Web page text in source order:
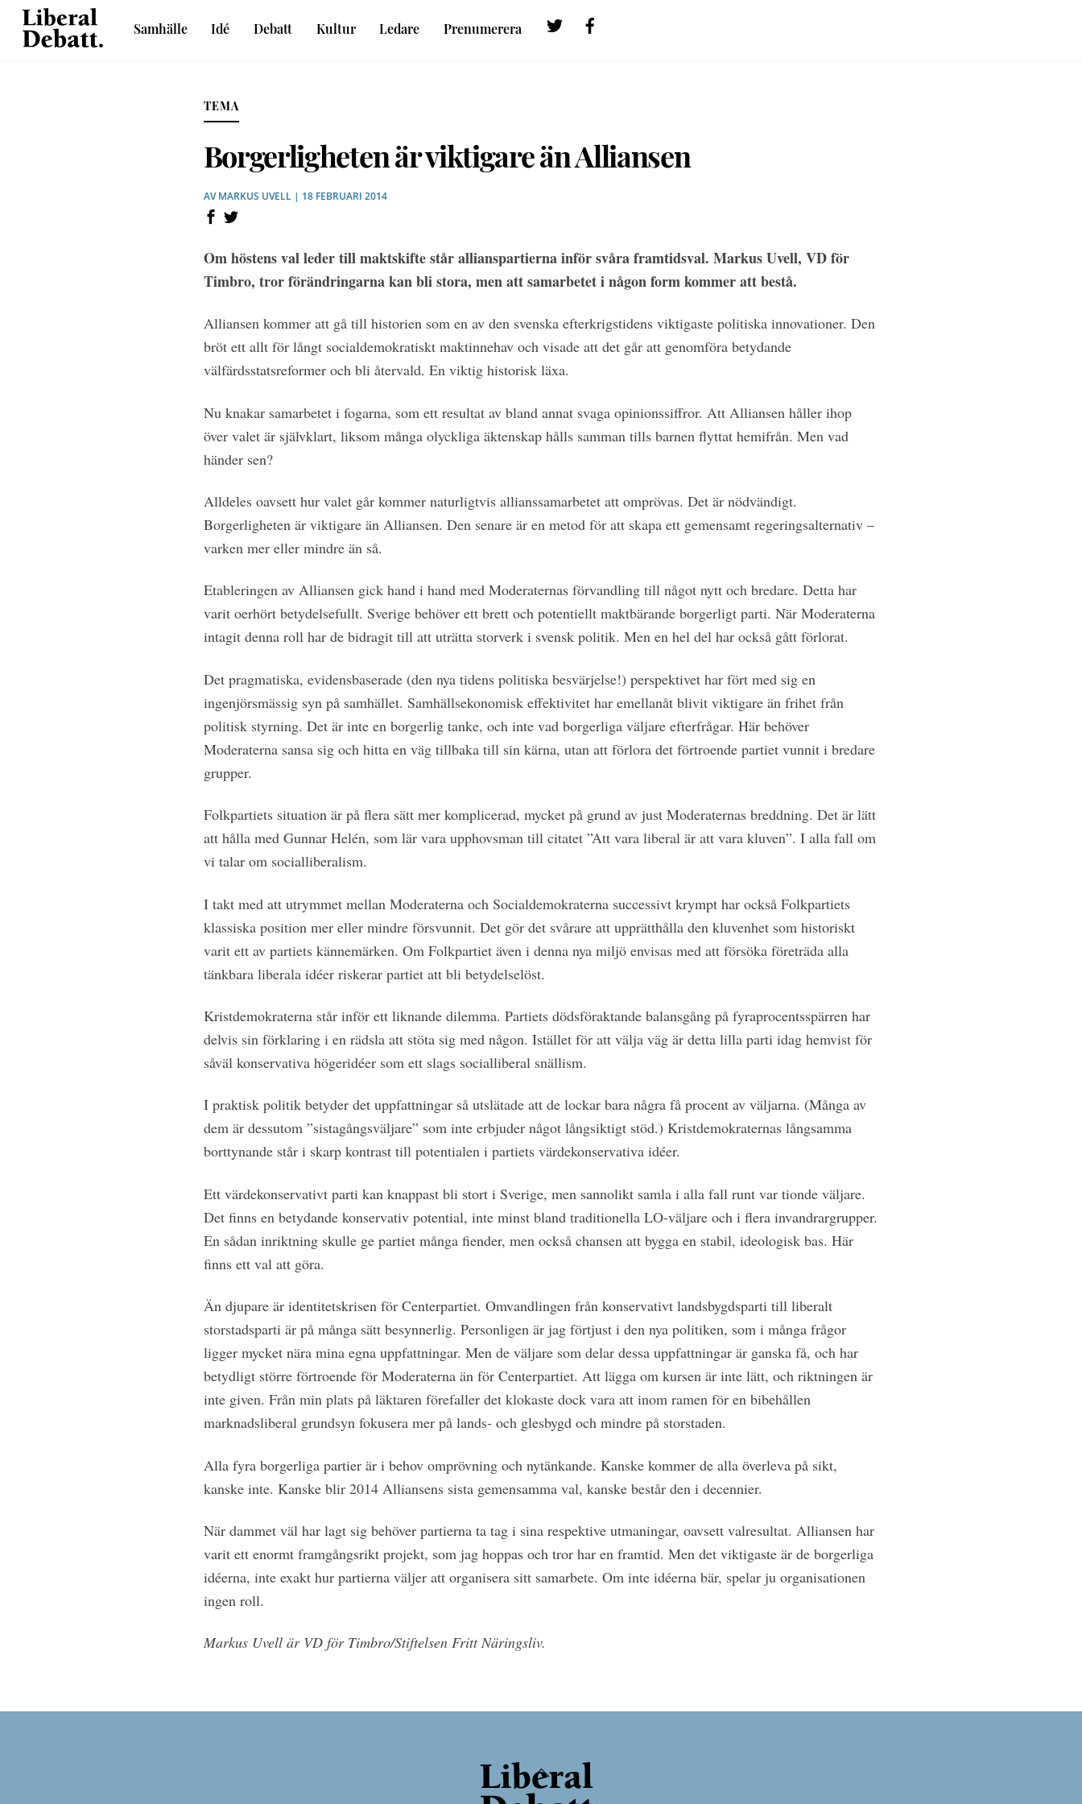
Skip
content
Twitter
Samhälle Idé Debatt Kultur Ledare Prenumerera
TEMA
Borgerligheten är viktigare än Alliansen
AVMARKUS UVELL| 18 FEBRUARI 2014
Om höstens val leder till maktskifte står allianspartierna inför svåra framtidsval. Markus Uvell, VD för
Timbro, tror förändringarna kan bli stora, men att samarbetet i någon form kommer att bestå.
Alliansen kommer att gå till historien som en av den svenska efterkrigstidens viktigaste politiska innovationer. Den
bröt ett allt för långt socialdemokratiskt maktinnehav och visade att det går att genomföra betydande
välfärdsstatsreformer och bli återvald. En viktig historisk läxa.
Nu knakar samarbetet i fogarna, som ett resultat av bland annat svaga opinionssiffror. Att Alliansen håller ihop
över valet är självklart, liksom många olyckliga äktenskap hålls samman tills barnen flyttat hemifrån. Men vad
händer sen?
Alldeles oavsett hur valet går kommer naturligtvis allianssamarbetet att omprövas. Det är nödvändigt.
Borgerligheten är viktigare än Alliansen. Den senare är en metod för att skapa ett gemensamt regeringsalternativ –
varken mer eller mindre än så.
Etableringen av Alliansen gick hand i hand med Moderaternas förvandling till något nytt och bredare. Detta har
varit oerhört betydelsefullt. Sverige behöver ett brett och potentiellt maktbärande borgerligt parti. När Moderaterna
intagit denna roll har de bidragit till att uträtta storverk i svensk politik. Men en hel del har också gått förlorat.
Det pragmatiska, evidensbaserade (den nya tidens politiska besvärjelse!) perspektivet har fört med sig en
ingenjörsmässig syn på samhället. Samhällsekonomisk effektivitet har emellanåt blivit viktigare än frihet från
politisk styrning. Det är inte en borgerlig tanke, och inte vad borgerliga väljare efterfrågar. Här behöver
Moderaterna sansa sig och hitta en väg tillbaka till sin kärna, utan att förlora det förtroende partiet vunnit i bredare
grupper.
Folkpartiets situation är på flera sätt mer komplicerad, mycket på grund av just Moderaternas breddning. Det är lätt
att hålla med Gunnar Helén, som lär vara upphovsman till citatet ”Att vara liberal är att vara kluven”. I alla fall om
vi talar om socialliberalism.
I takt med att utrymmet mellan Moderaterna och Socialdemokraterna successivt krympt har också Folkpartiets
klassiska position mer eller mindre försvunnit. Det gör det svårare att upprätthålla den kluvenhet som historiskt
varit ett av partiets kännemärken. Om Folkpartiet även i denna nya miljö envisas med att försöka företräda alla
tänkbara liberala idéer riskerar partiet att bli betydelselöst.
Kristdemokraterna står inför ett liknande dilemma. Partiets dödsföraktande balansgång på fyraprocentsspärren har
delvis sin förklaring i en rädsla att stöta sig med någon. Istället för att välja väg är detta lilla parti idag hemvist för
såväl konservativa högeridéer som ett slags socialliberal snällism.
I praktisk politik betyder det uppfattningar så utslätade att de lockar bara några få procent av väljarna. (Många av
dem är dessutom ”sistagångsväljare” som inte erbjuder något långsiktigt stöd.) Kristdemokraternas långsamma
borttynande står i skarp kontrast till potentialen i partiets värdekonservativa idéer.
Ett värdekonservativt parti kan knappast bli stort i Sverige, men sannolikt samla i alla fall runt var tionde väljare.
Det finns en betydande konservativ potential, inte minst bland traditionella LO-väljare och i flera invandrargrupper.
En sådan inriktning skulle ge partiet många fiender, men också chansen att bygga en stabil, ideologisk bas. Här
finns ett val att göra.
Än djupare är identitetskrisen för Centerpartiet. Omvandlingen från konservativt landsbygdsparti till liberalt
storstadsparti är på många sätt besynnerlig. Personligen är jag förtjust i den nya politiken, som i många frågor
ligger mycket nära mina egna uppfattningar. Men de väljare som delar dessa uppfattningar är ganska få, och har
betydligt större förtroende för Moderaterna än för Centerpartiet. Att lägga om kursen är inte lätt, och riktningen är
inte given. Från min plats på läktaren förefaller det klokaste dock vara att inom ramen för en bibehållen
marknadsliberal grundsyn fokusera mer på lands- och glesbygd och mindre på storstaden.
Alla fyra borgerliga partier är i behov omprövning och nytänkande. Kanske kommer de alla överleva på sikt,
kanske inte. Kanske blir 2014 Alliansens sista gemensamma val, kanske består den i decennier.
När dammet väl har lagt sig behöver partierna ta tag i sina respektive utmaningar, oavsett valresultat. Alliansen har
varit ett enormt framgångsrikt projekt, som jag hoppas och tror har en framtid. Men det viktigaste är de borgerliga
idéerna, inte exakt hur partierna väljer att organisera sitt samarbete. Om inte idéerna bär, spelar ju organisationen
ingen roll.
Markus Uvell är VD för Timbro/Stiftelsen Fritt Näringsliv.
Back
To